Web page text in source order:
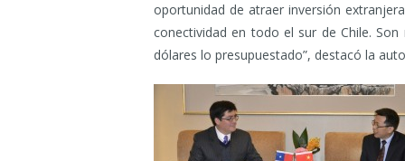
oportunidad de atraer inversión
conectividad en todo el sur de Chile.
dólares lo presupuestado”, destacó la